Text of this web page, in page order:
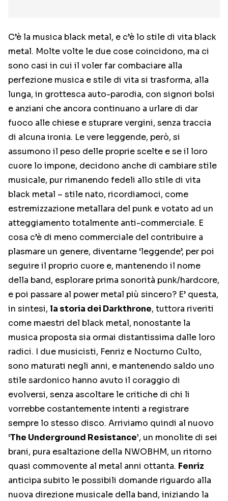
C’è la musica black metal, e c’è lo stile di vita black
metal. Molte volte le due cose coincidono, ma ci
sono casi in cui il voler far combaciare alla
perfezione musica e stile di vita si trasforma, alla
lunga, in grottesca auto-parodia, con signori bolsi
e anziani che ancora continuano a urlare di dar
fuoco alle chiese e stuprare vergini, senza traccia
di alcuna ironia. Le vere leggende, però, si
assumono il peso delle proprie scelte e se il loro
cuore lo impone, decidono anche di cambiare stile
musicale, pur rimanendo fedeli allo stile di vita
black metal – stile nato, ricordiamoci, come
estremizzazione metallara del punk e votato ad un
atteggiamento totalmente anti-commerciale. E
cosa c’è di meno commerciale del contribuire a
plasmare un genere, diventarne ‘leggende’, per poi
seguire il proprio cuore e, mantenendo il nome
della band, esplorare prima sonorità punk/hardcore,
e poi passare al power metal più sincero? E’ questa,
in sintesi, la storia dei Darkthrone, tuttora riveriti
come maestri del black metal, nonostante la
musica proposta sia ormai distantissima dalle loro
radici. I due musicisti, Fenriz e Nocturno Culto,
sono maturati negli anni, e mantenendo saldo uno
stile sardonico hanno avuto il coraggio di
evolversi, senza ascoltare le critiche di chi li
vorrebbe costantemente intenti a registrare
sempre lo stesso disco. Arriviamo quindi al nuovo
‘The Underground Resistance’, un monolite di sei
brani, pura esaltazione della NWOBHM, un ritorno
quasi commovente al metal anni ottanta. Fenriz
anticipa subito le possibili domande riguardo alla
nuova direzione musicale della band, iniziando la